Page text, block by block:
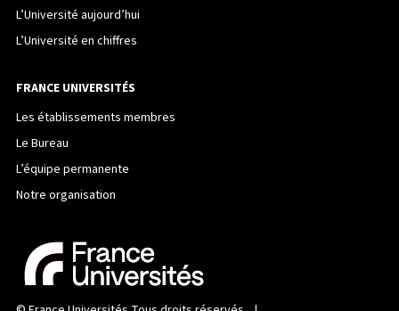
L’Université aujourd’hui
L’Université en chiffres
FRANCE UNIVERSITÉS
Les établissements membres
Le Bureau
L’équipe permanente
Notre organisation